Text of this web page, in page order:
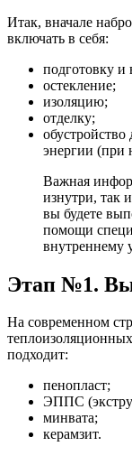
Итак, вначале
включать в себя:
подготовку и
остекление;
изоляцию;
отделку;
энергии (при
Важная
изнутри, так
вы будете
помощи
внутреннему
Этап №1.
На современном
подходит:
пенопласт;
ЭППС
минвата;
керамзит.